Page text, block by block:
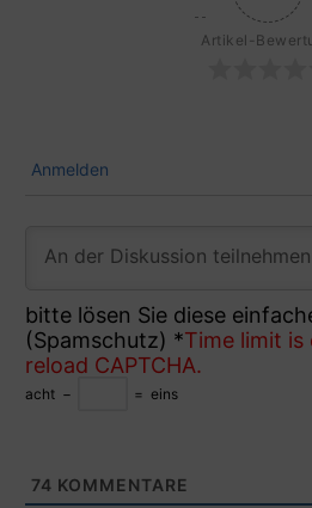
Artikel-
Anmelden
bitte lösen Sie diese
(Spamschutz) *Time limit is
reload CAPTCHA.
acht − = eins
74 KOMMENTARE